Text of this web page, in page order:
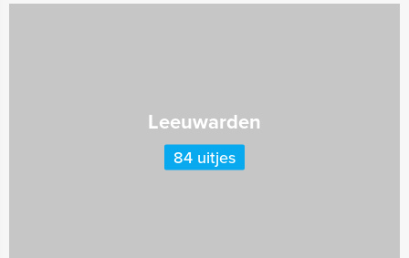
Leeuwarden
84 uitjes